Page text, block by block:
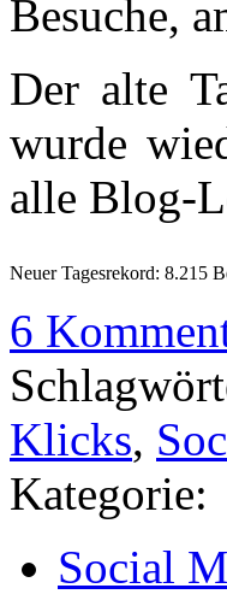
Besuche,
Der alte
wurde
alle Blog-
Neuer Tagesrekord: 8.215
6
Klicks,
Kategorie:
Social